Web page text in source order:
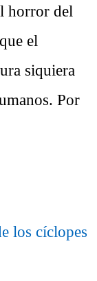
horror del
el
siquiera
Por
los cíclopes